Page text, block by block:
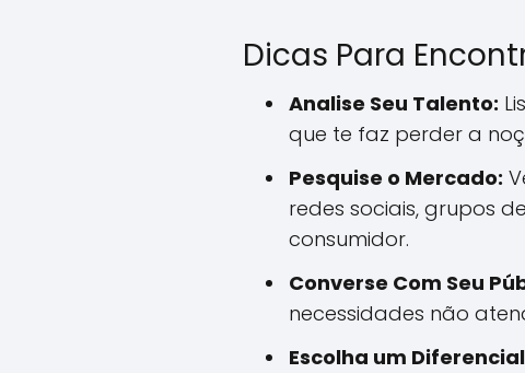
Dicas Para
Analise Seu Talento:
que te faz perder a
Pesquise o Mercado:
redes sociais, grupos
consumidor.
Converse Com Seu
necessidades não
Escolha um